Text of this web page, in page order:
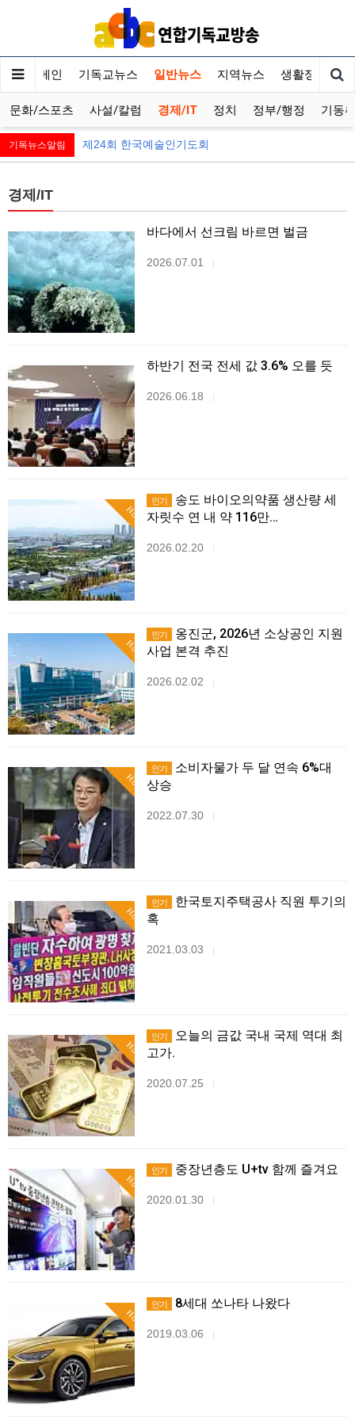
메인 기독교뉴스 일반뉴스 지역뉴스 생활정보
문화/스포츠 사설/칼럼 경제/IT 정치 정부/행정 기동
기독뉴스알림 제24회 한국예술인기도회
경제/IT
바다에서 선크림 바르면 벌금
2026.07.01 |
하반기 전국 전세 값 3.6% 오를 듯
2026.06.18 |
Hot
인기
송도 바이오의약품 생산량 세
자릿수 연 내 약 116만…
2026.02.20 |
Hot
인기
옹진군, 2026년 소상공인 지원
사업 본격 추진
2026.02.02 |
Hot
인기
소비자물가 두 달 연속 6%대
상승
2022.07.30 |
Hot
인기
한국토지주택공사 직원 투기의
혹
2021.03.03 |
Hot
인기
오늘의 금값 국내 국제 역대 최
고가.
2020.07.25 |
Hot
인기 중장년층도 U+tv 함께 즐겨요
2020.01.30 |
Hot
인기 8세대 쏘나타 나왔다
2019.03.06 |